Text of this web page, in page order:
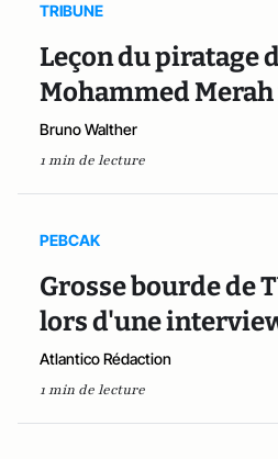
TRIBUNE
Leçon du piratage
Mohammed
Bruno Walther
1 min de lecture
PEBCAK
Grosse bourde de
lors d'une
Atlantico Rédaction
1 min de lecture